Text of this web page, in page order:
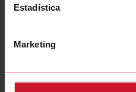
Estadística
Marketing
Certificaciones